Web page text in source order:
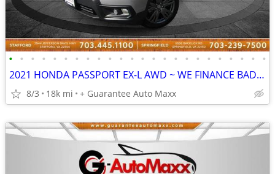
• • • • • • • • • • • • • • • • • • • • • • • •
2021 HONDA PASSPORT EX-L AWD ~ WE FINANCE BAD CREDIT
8/3 18k mi + Guarantee Auto Maxx